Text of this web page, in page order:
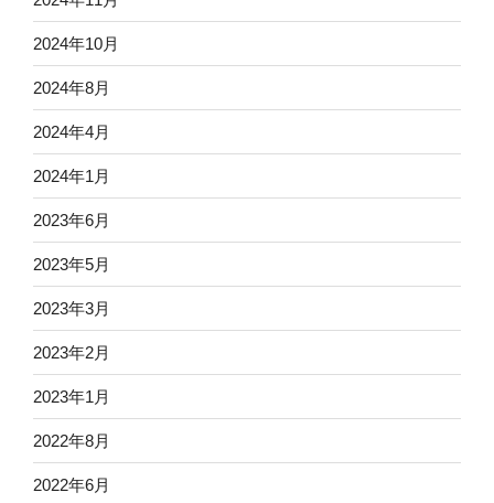
2024年10月
2024年8月
2024年4月
2024年1月
2023年6月
2023年5月
2023年3月
2023年2月
2023年1月
2022年8月
2022年6月